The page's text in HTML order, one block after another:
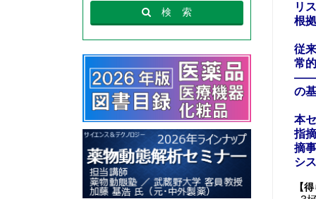
リ
根
従
常
――
の
本
指
摘
シ
【
検 索